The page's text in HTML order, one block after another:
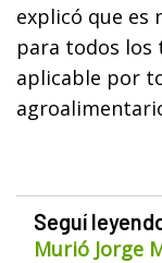
explicó que es
para todos los
aplicable por
Seguí
Murió Jorge